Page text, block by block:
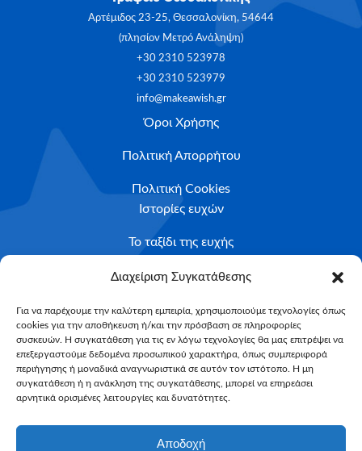
Διαχείριση Συγκατάθεσης
Για να παρέχουμε την καλύτερη εμπειρία, χρησιμοποιούμε τεχνολογίες όπως
cookies για την αποθήκευση ή/και την πρόσβαση σε πληροφορίες
συσκευών. Η συγκατάθεση για τις εν λόγω τεχνολογίες θα μας επιτρέψει να
επεξεργαστούμε δεδομένα προσωπικού χαρακτήρα, όπως συμπεριφορά
περιήγησης ή μοναδικά αναγνωριστικά σε αυτόν τον ιστότοπο. Η μη
συγκατάθεση ή η ανάκληση της συγκατάθεσης, μπορεί να επηρεάσει
αρνητικά ορισμένες λειτουργίες και δυνατότητες.
Αποδοχή
Αρτέμιδος 23-25, Θεσσαλονίκη, 54644
(πλησίον Μετρό Ανάληψη)
+30 2310 523978
+30 2310 523979
info@makeawish.gr
Όροι Χρήσης
Πολιτική Απορρήτου
Πολιτική Cookies
Ιστορίες ευχών
Το ταξίδι της ευχής
Κριτήρια Καταλληλότητας
Υποβολή Αιτήματος
NEWSLETTER
Email*